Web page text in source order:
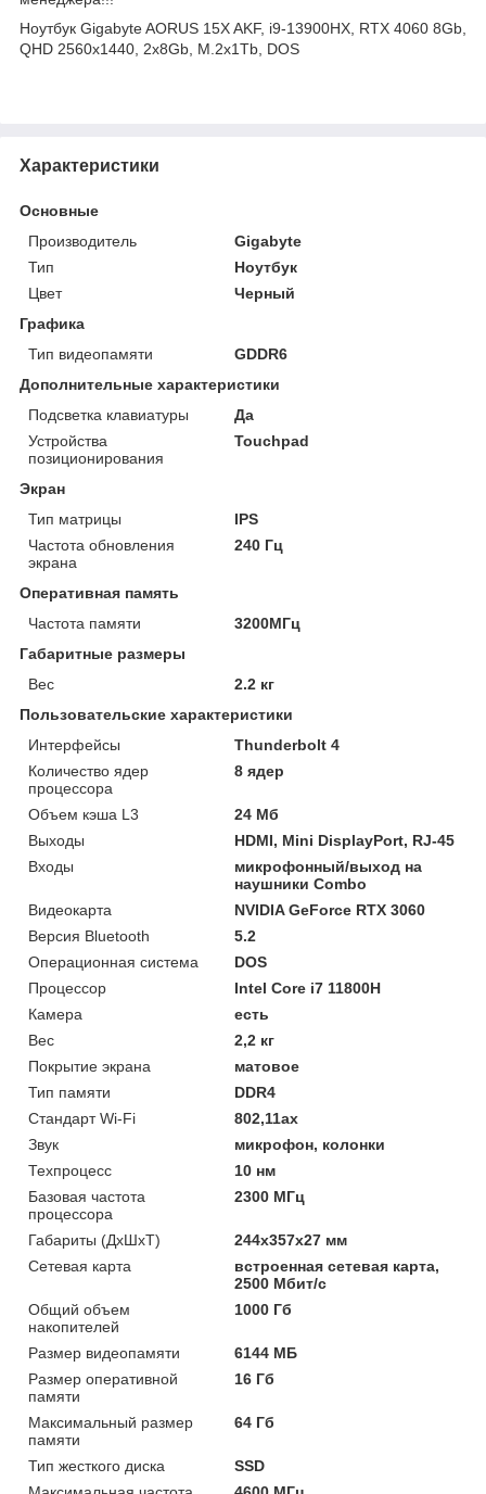
Ноутбук Gigabyte AORUS 15X AKF, i9-13900HX, RTX 4060 8Gb,
QHD 2560x1440, 2x8Gb, M.2x1Tb, DOS
Характеристики
Основные
Производитель
Gigabyte
Тип
Ноутбук
Цвет
Черный
Графика
Тип видеопамяти
GDDR6
Дополнительные характеристики
Подсветка клавиатуры
Да
Устройства
позиционирования
Touchpad
Экран
Тип матрицы
IPS
Частота обновления
экрана
240 Гц
Оперативная память
Частота памяти
3200МГц
Габаритные размеры
Вес
2.2 кг
Пользовательские характеристики
Интерфейсы
Thunderbolt 4
Количество ядер
процессора
8 ядер
Объем кэша L3
24 Мб
Выходы
HDMI, Mini DisplayPort, RJ-45
Входы
микрофонный/выход на
наушники Combo
Видеокарта
NVIDIA GeForce RTX 3060
Версия Bluetooth
5.2
Операционная система
DOS
Процессор
Intel Core i7 11800H
Камера
есть
Вес
2,2 кг
Покрытие экрана
матовое
Тип памяти
DDR4
Стандарт Wi-Fi
802,11ax
Звук
микрофон, колонки
Техпроцесс
10 нм
Базовая частота
процессора
2300 МГц
Габариты (ДхШхТ)
244x357x27 мм
Сетевая карта
встроенная сетевая карта,
2500 Мбит/c
Общий объем
накопителей
1000 Гб
Размер видеопамяти
6144 МБ
Размер оперативной
памяти
16 Гб
Максимальный размер
памяти
64 Гб
Тип жесткого диска
SSD